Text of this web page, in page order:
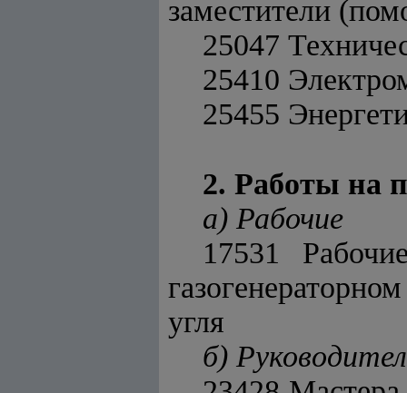
заместители
25047
25410
25455
2. Работы на
а) Рабочие
17531
угля
б)